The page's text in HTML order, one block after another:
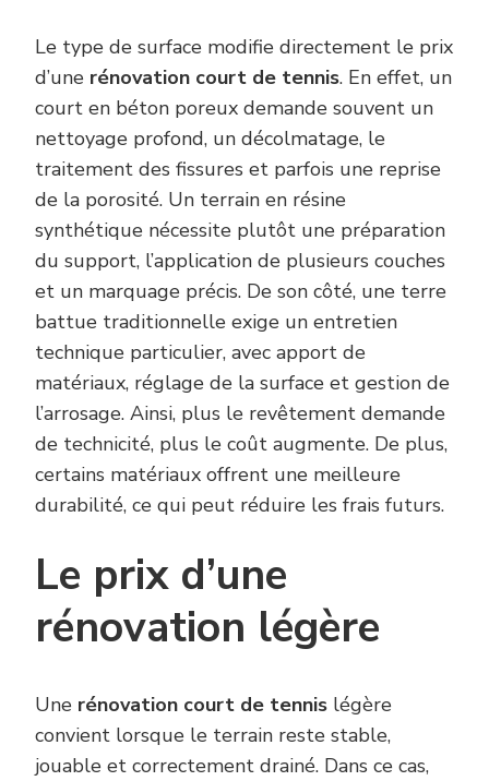
Le type de surface modifie directement le prix
d’une rénovation court de tennis. En effet, un
court en béton poreux demande souvent un
nettoyage profond, un décolmatage, le
traitement des fissures et parfois une reprise
de la porosité. Un terrain en résine
synthétique nécessite plutôt une préparation
du support, l’application de plusieurs couches
et un marquage précis. De son côté, une terre
battue traditionnelle exige un entretien
technique particulier, avec apport de
matériaux, réglage de la surface et gestion de
l’arrosage. Ainsi, plus le revêtement demande
de technicité, plus le coût augmente. De plus,
certains matériaux offrent une meilleure
durabilité, ce qui peut réduire les frais futurs.
Le prix d’une
rénovation légère
Une rénovation court de tennis légère
convient lorsque le terrain reste stable,
jouable et correctement drainé. Dans ce cas,